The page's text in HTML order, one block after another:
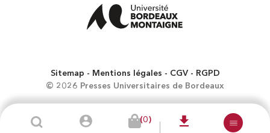
(0)
Sitemap Mentions légales CGV
RGPD
© 2026 Presses Universitaires de Bordeaux